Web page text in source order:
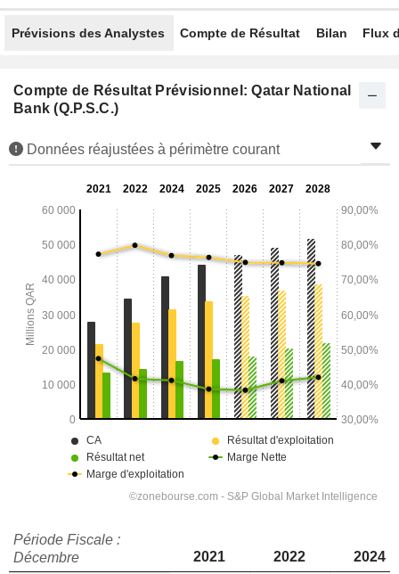
Prévisions des Analystes Compte de Résultat Bilan Flux
Compte de Résultat Prévisionnel: Qatar National
Bank (Q.P.S.C.)
Données réajustées à périmètre courant
Période Fiscale :
Décembre
2021 2022
2024